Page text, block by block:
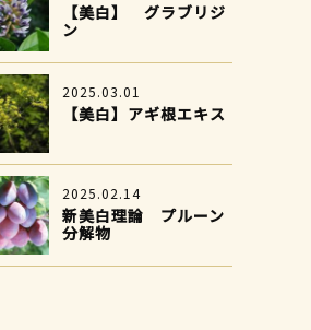
【美白】 グラブリジ
ン
2025.03.01
【美白】アギ根エキス
2025.02.14
新美白理論 プルーン
分解物